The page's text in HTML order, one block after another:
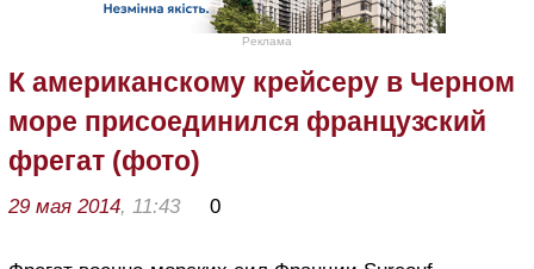
Реклама
К американскому крейсеру в Черном
море присоединился французский
фрегат (фото)
29 мая 2014, 11:43 0